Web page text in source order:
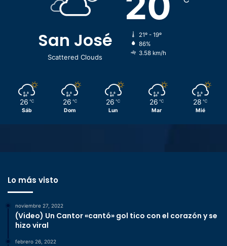
San José
Scattered Clouds
21º - 19º
86%
3.58 km/h
26 ℃
Sáb
26 ℃
Dom
26 ℃
Lun
26 ℃
Mar
28 ℃
Mié
Lo más visto
noviembre 27, 2022
(Video) Un Cantor «cantó» gol tico con el corazón y se
hizo viral
febrero 26, 2022